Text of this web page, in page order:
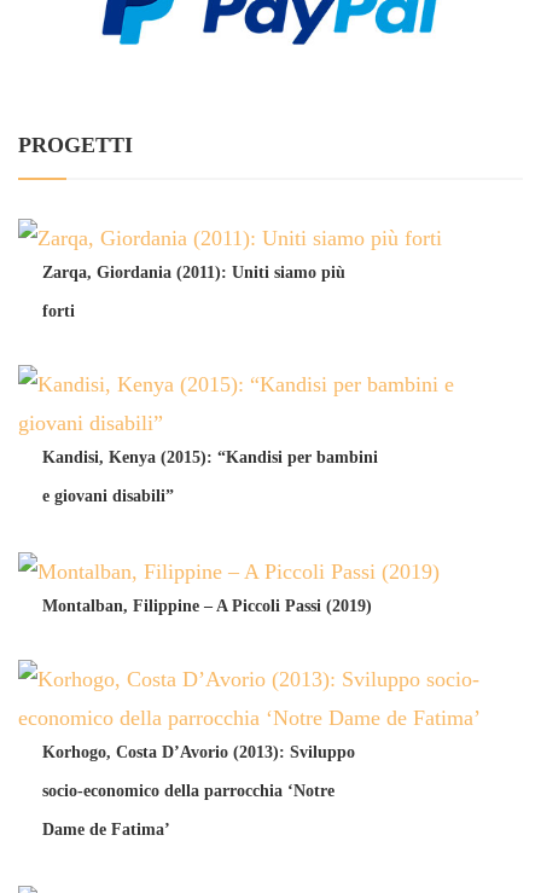
PROGETTI
Zarqa, Giordania (2011): Uniti siamo più
forti
Kandisi, Kenya (2015): “Kandisi per bambini
e giovani disabili”
Montalban, Filippine – A Piccoli Passi (2019)
Korhogo, Costa D’Avorio (2013): Sviluppo
socio-economico della parrocchia ‘Notre
Dame de Fatima’